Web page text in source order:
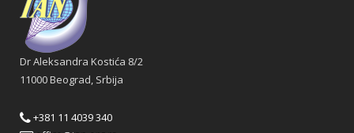
Dr Aleksandra Kostića 8/2
11000 Beograd, Srbija
+381 11 4039 340